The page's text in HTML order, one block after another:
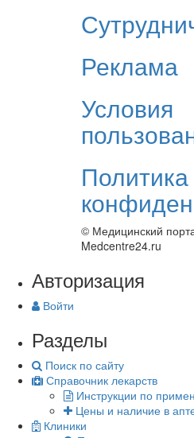
Реклама
Условия
Политика
© Медицинский
Medcentre24.ru
Авторизация
Войти
Разделы
Поиск по сайту
Справочник лекарств
Инструкции по
Цены и наличие в
Клиники